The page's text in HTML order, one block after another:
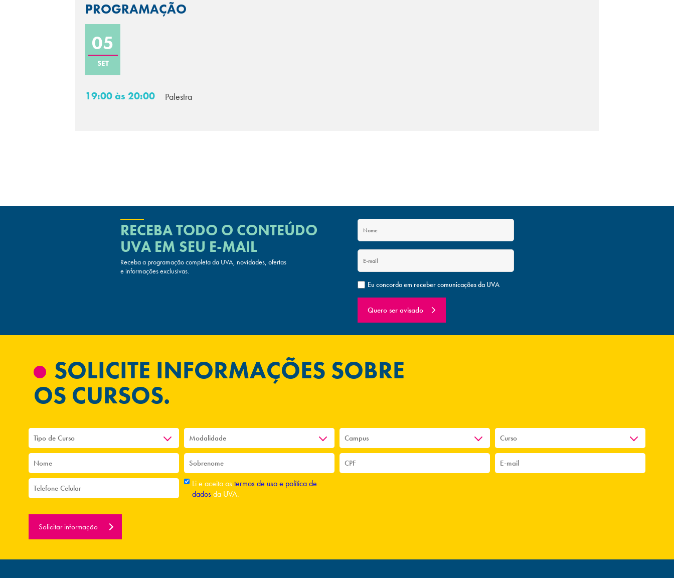
PROGRAMAÇÃO
05
SET
19:00 às 20:00 Palestra
RECEBA TODO O CONTEÚDO
UVAEM SEU E-MAIL
Receba a programação completa da UVA, novidades, ofertas
e informações exclusivas.
Eu concordo em receber comunicações da UVA
Quero ser avisado
SOLICITE INFORMAÇÕES SOBRE
OS CURSOS.
Li e aceito ostermos de uso e política de
dadosda UVA.
Solicitar informação